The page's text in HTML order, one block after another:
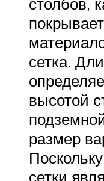
сетка.
высотой
размер
сетки